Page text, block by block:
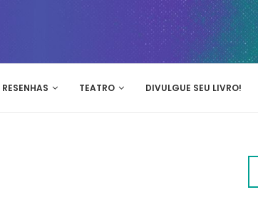
RESENHAS TEATRO DIVULGUE SEU LIVRO!